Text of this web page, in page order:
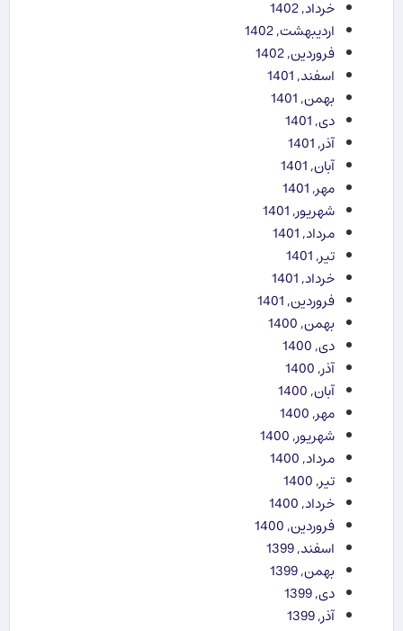
خرداد, 1402
اردیبهشت, 1402
فروردین, 1402
اسفند, 1401
بهمن, 1401
دی, 1401
آذر, 1401
آبان, 1401
مهر, 1401
شهریور, 1401
مرداد, 1401
تیر, 1401
خرداد, 1401
فروردین, 1401
بهمن, 1400
دی, 1400
آذر, 1400
آبان, 1400
مهر, 1400
شهریور, 1400
مرداد, 1400
تیر, 1400
خرداد, 1400
فروردین, 1400
اسفند, 1399
بهمن, 1399
دی, 1399
آذر, 1399